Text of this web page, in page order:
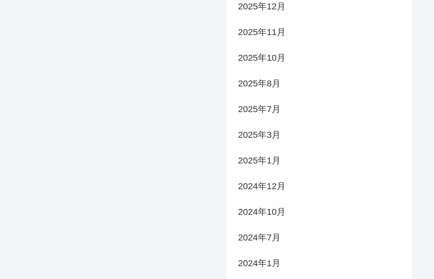
2025年12月
2025年11月
2025年10月
2025年8月
2025年7月
2025年3月
2025年1月
2024年12月
2024年10月
2024年7月
2024年1月